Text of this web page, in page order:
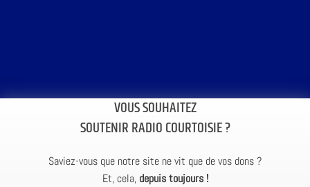
VOUS SOUHAITEZ
SOUTENIR RADIO COURTOISIE ?
Saviez-vous que notre site ne vit que de vos dons ?
Et, cela, depuis toujours !